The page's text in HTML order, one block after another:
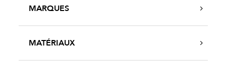
MARQUES
MATÉRIAUX